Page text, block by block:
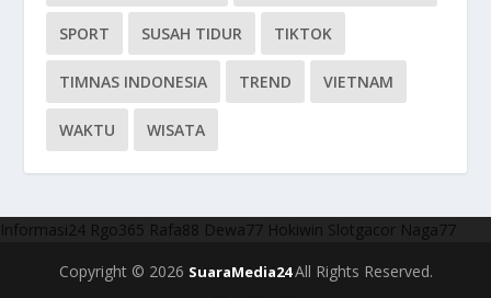
SPORT SUSAH TIDUR TIKTOK
TIMNAS INDONESIA TREND VIETNAM
WAKTU WISATA
Informasi24 Rgo365 Rafa88 Dewa77 Hokiwin Slotgacor Naga77
Copyright © 2026 SuaraMedia24All Rights Reserved.